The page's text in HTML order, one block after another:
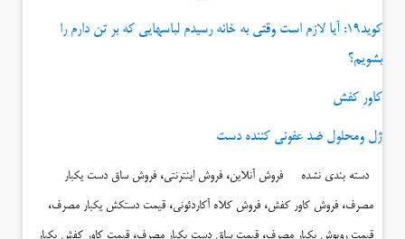
کوید۱۹: آیا لازم است وقتی به خانه رسیدم لباسهایی که بر تن دارم را
بشویم؟
کاور کفش
ژل ومحلول ضد عفونی کننده دست
دسته بندی نشده فروش آنلاین، فروش اینترنتی، فروش ساق دست یکبار
مصرف، فروش کاور کفش، فروش کلاه آکاردئونی، قیمت دستکش یکبار مصرف،
قیمت روپوش یکبار مصرف، قیمت ساق دست یکبار مصرف، قیمت کاور کفش یکبار